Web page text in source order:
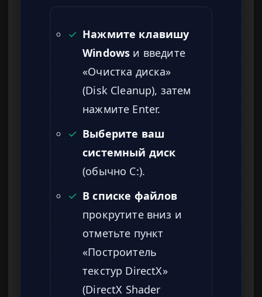
✓ Нажмите клавишу
Windows и введите
«Очистка диска»
(Disk Cleanup), затем
нажмите Enter.
✓ Выберите ваш
системный диск
(обычно C:).
✓ В списке файлов
прокрутите вниз и
отметьте пункт
«Построитель
текстур DirectX»
(DirectX Shader